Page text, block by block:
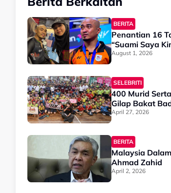
BERITA
Penantian 16
“Suami Saya
August 1, 2026
SELEBRITI
400 Murid
Gilap Bakat
April 27, 2026
BERITA
Malaysia
Ahmad Zahid
April 2, 2026